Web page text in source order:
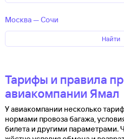
Москва — Сочи
Найти
Тарифы и правила
авиакомпании Ямал
У авиакомпании несколько
нормами провоза багажа,
билета и другими параметрами.